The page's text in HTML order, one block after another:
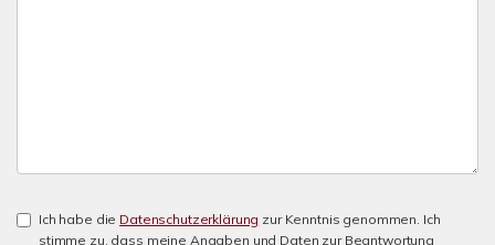
Ich habe die Datenschutzerklärung zur Kenntnis genommen. Ich
stimme zu, dass meine Angaben und Daten zur Beantwortung